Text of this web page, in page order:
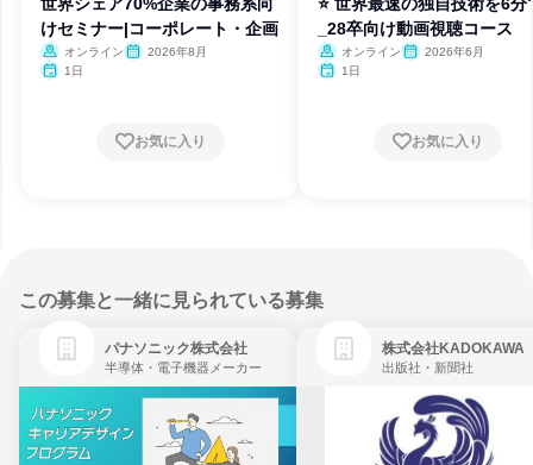
けセミナー|コーポレート・企画
オンライン
2026年8月
1日
お気に入り
_28卒向け動画視聴コース
オンライン
2026年6月
1日
お気に入り
この募集と一緒に見られている募集
パナソニック株式会社
半導体・電子機器メーカー
株式会社KADOKAWA
出版社・新聞社